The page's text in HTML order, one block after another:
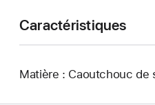
Caractéristiques
Matière : Caoutchouc de